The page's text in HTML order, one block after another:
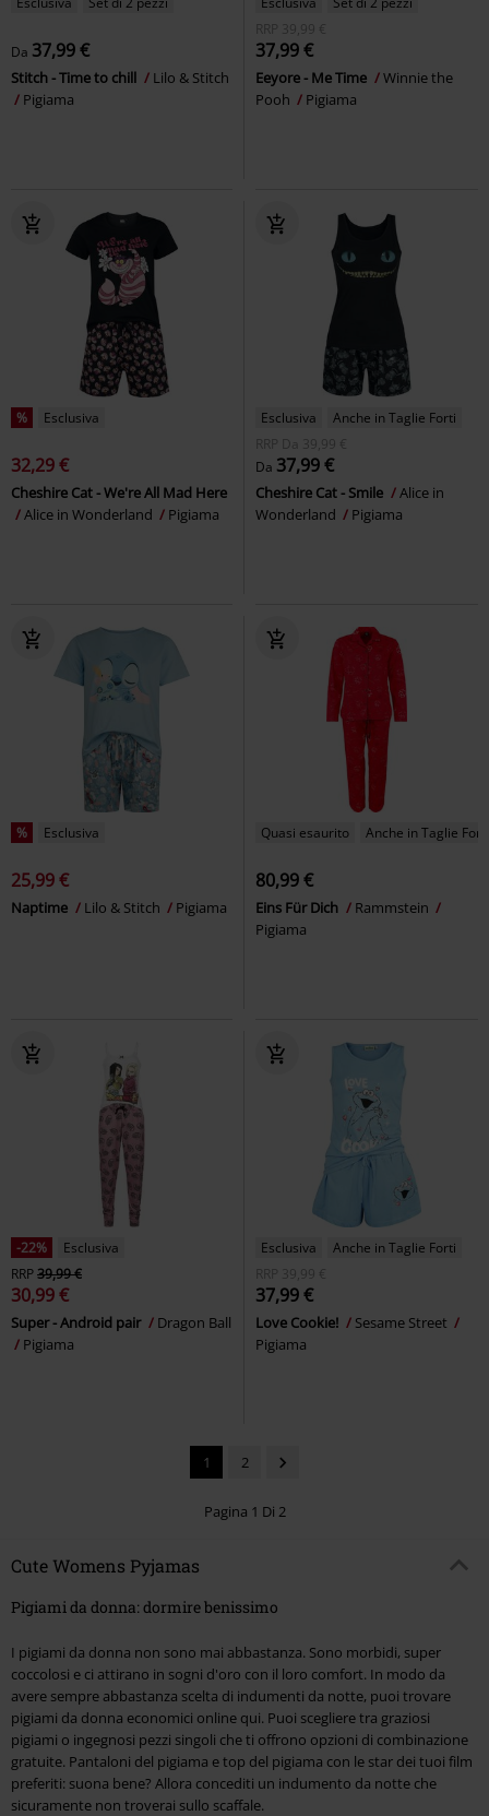
Da 37,99 €
Stitch - Time to chill
Lilo & Stitch
Pigiama
RRP
39,99 €
37,99 €
Eeyore - Me Time
Winnie the
Pooh
Pigiama
% Esclusiva
32,29 €
Cheshire Cat - We're All Mad Here
Alice in Wonderland
Pigiama
Esclusiva
Anche in Taglie Forti
RRP
Da
39,99 €
Da 37,99 €
Cheshire Cat - Smile
Alice in
Wonderland
Pigiama
% Esclusiva
25,99 €
Naptime Lilo & Stitch Pigiama
Quasi esaurito Anche in Taglie Forti
80,99 €
Eins Für Dich
Rammstein
Pigiama
-22%
Esclusiva
RRP39,99 €
30,99 €
Super - Android pair
Dragon Ball
Pigiama
Esclusiva
Anche in Taglie Forti
RRP
39,99 €
37,99 €
Love Cookie!
Sesame Street
Pigiama
1 2
Pagina 1 Di 2
Cute Womens Pyjamas
Pigiami da donna: dormire benissimo
I pigiami da donna non sono mai abbastanza. Sono morbidi, super
coccolosi e ci attirano in sogni d'oro con il loro comfort. In modo da
avere sempre abbastanza scelta di indumenti da notte, puoi trovare
pigiami da donna economici online qui. Puoi scegliere tra graziosi
pigiami o ingegnosi pezzi singoli che ti offrono opzioni di combinazione
gratuite. Pantaloni del pigiama e top del pigiama con le star dei tuoi film
preferiti: suona bene? Allora concediti un indumento da notte che
sicuramente non troverai sullo scaffale.